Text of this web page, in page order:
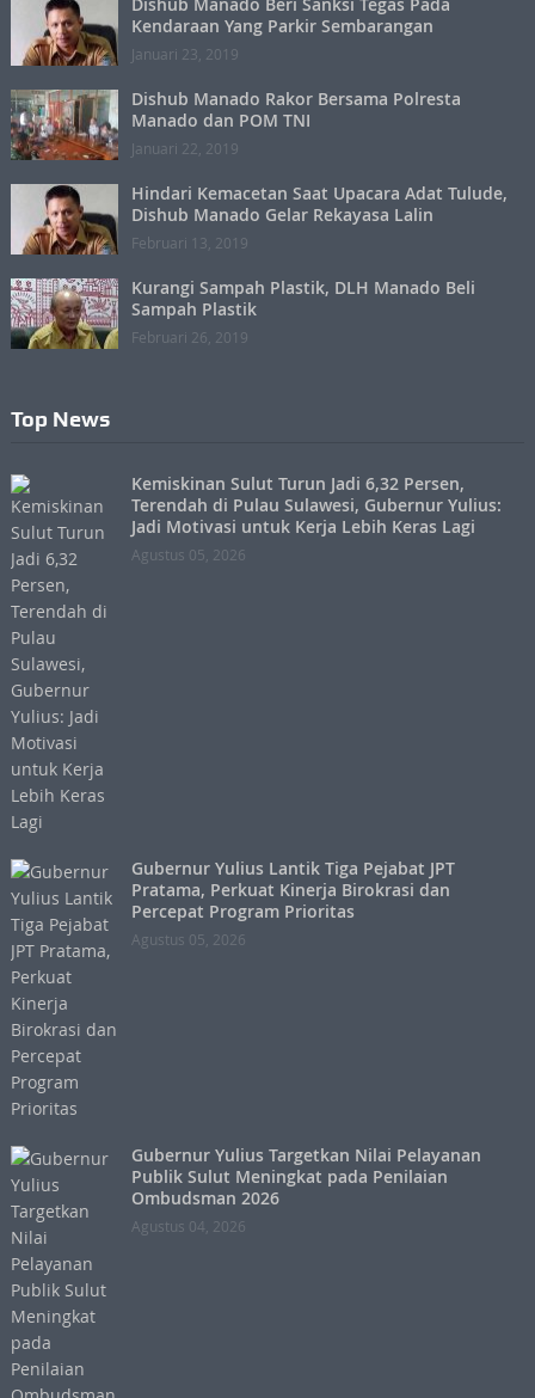
Kendaraan Yang Parkir Sembarangan
Januari 23, 2019
Dishub Manado Rakor Bersama Polresta
Manado dan POM TNI
Januari 22, 2019
Hindari Kemacetan Saat Upacara Adat Tulude,
Dishub Manado Gelar Rekayasa Lalin
Februari 13, 2019
Kurangi Sampah Plastik, DLH Manado Beli
Sampah Plastik
Februari 26, 2019
Top News
Kemiskinan Sulut Turun Jadi 6,32 Persen,
Terendah di Pulau Sulawesi, Gubernur Yulius:
Jadi Motivasi untuk Kerja Lebih Keras Lagi
Agustus 05, 2026
Gubernur Yulius Lantik Tiga Pejabat JPT
Pratama, Perkuat Kinerja Birokrasi dan
Percepat Program Prioritas
Agustus 05, 2026
Gubernur Yulius Targetkan Nilai Pelayanan
Publik Sulut Meningkat pada Penilaian
Ombudsman 2026
Agustus 04, 2026